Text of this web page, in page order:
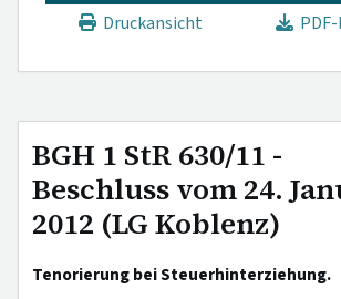
Druckansicht
BGH 1 StR 630/11 -
Beschluss vom 24.
2012 (LG Koblenz)
Tenorierung bei Steuerhinterziehung.